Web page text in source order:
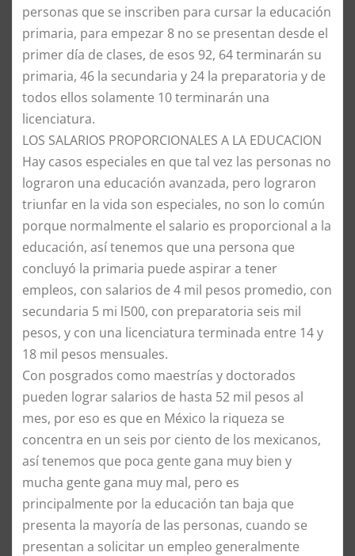
personas que se inscriben para cursar la educación
primaria, para empezar 8 no se presentan desde el
primer día de clases, de esos 92, 64 terminarán su
primaria, 46 la secundaria y 24 la preparatoria y de
todos ellos solamente 10 terminarán una
licenciatura.
LOS SALARIOS PROPORCIONALES A LA EDUCACION
Hay casos especiales en que tal vez las personas no
lograron una educación avanzada, pero lograron
triunfar en la vida son especiales, no son lo común
porque normalmente el salario es proporcional a la
educación, así tenemos que una persona que
concluyó la primaria puede aspirar a tener
empleos, con salarios de 4 mil pesos promedio, con
secundaria 5 mi l500, con preparatoria seis mil
pesos, y con una licenciatura terminada entre 14 y
18 mil pesos mensuales.
Con posgrados como maestrías y doctorados
pueden lograr salarios de hasta 52 mil pesos al
mes, por eso es que en México la riqueza se
concentra en un seis por ciento de los mexicanos,
así tenemos que poca gente gana muy bien y
mucha gente gana muy mal, pero es
principalmente por la educación tan baja que
presenta la mayoría de las personas, cuando se
presentan a solicitar un empleo generalmente